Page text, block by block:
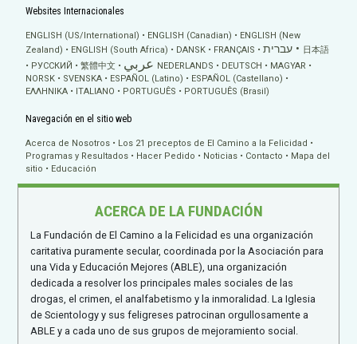
Websites Internacionales
ENGLISH (US/International) ENGLISH (Canadian)
ENGLISH (New
Zealand)
ENGLISH (South Africa) DANSK FRANÇAIS עברית
日本語
РУССКИЙ
繁體中文 عربي NEDERLANDS DEUTSCH
MAGYAR
NORSK
SVENSKA ESPAÑOL (Latino)
ESPAÑOL (Castellano)
ΕΛΛΗΝΙΚA
ITALIANO PORTUGUÊS PORTUGUÊS (Brasil)
Navegación en el sitio web
Acerca de Nosotros
Los 21 preceptos de El Camino a la Felicidad
Programas y Resultados
Hacer Pedido Noticias Contacto
Mapa del
sitio
Educación
ACERCA DE LA FUNDACIÓN
La Fundación de El Camino a la Felicidad es una organización
caritativa puramente secular, coordinada por la Asociación para
una Vida y Educación Mejores (ABLE), una organización
dedicada a resolver los principales males sociales de las
drogas, el crimen, el analfabetismo y la inmoralidad. La Iglesia
de Scientology y sus feligreses patrocinan orgullosamente a
ABLE y a cada uno de sus grupos de mejoramiento social.